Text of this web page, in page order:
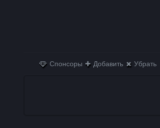
Спонсоры Добавить Убрать